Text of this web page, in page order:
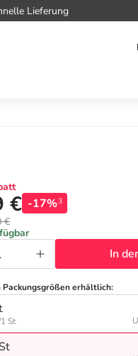
Lieferung
€ -17%3
€
In
Packungsgrößen erhältlich:
St